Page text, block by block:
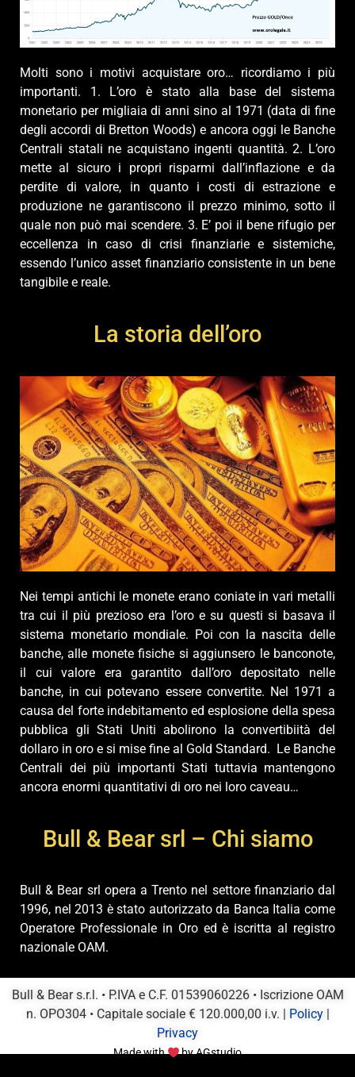
Molti sono i motivi acquistare oro… ricordiamo i più
importanti. 1. L’oro è stato alla base del sistema
monetario per migliaia di anni sino al 1971 (data di fine
degli accordi di Bretton Woods) e ancora oggi le Banche
Centrali statali ne acquistano ingenti quantità. 2. L’oro
mette al sicuro i propri risparmi dall’inflazione e da
perdite di valore, in quanto i costi di estrazione e
produzione ne garantiscono il prezzo minimo, sotto il
quale non può mai scendere. 3. E’ poi il bene rifugio per
eccellenza in caso di crisi finanziarie e sistemiche,
essendo l’unico asset finanziario consistente in un bene
tangibile e reale.
La storia dell’oro
Nei tempi antichi le monete erano coniate in vari metalli
tra cui il più prezioso era l’oro e su questi si basava il
sistema monetario mondiale. Poi con la nascita delle
banche, alle monete fisiche si aggiunsero le banconote,
il cui valore era garantito dall’oro depositato nelle
banche, in cui potevano essere convertite. Nel 1971 a
causa del forte indebitamento ed esplosione della spesa
pubblica gli Stati Uniti abolirono la convertibiità del
dollaro in oro e si mise fine al Gold Standard. Le Banche
Centrali dei più importanti Stati tuttavia mantengono
ancora enormi quantitativi di oro nei loro caveau…
Bull & Bear srl – Chi siamo
Bull & Bear srl opera a Trento nel settore finanziario dal
1996, nel 2013 è stato autorizzato da Banca Italia come
Operatore Professionale in Oro ed è iscritta al registro
nazionale OAM.
Bull & Bear s.r.l. • P.IVA e C.F. 01539060226 • Iscrizione OAM
n. OPO304 • Capitale sociale € 120.000,00 i.v. |
Policy|
Privacy
Made with byAGstudio